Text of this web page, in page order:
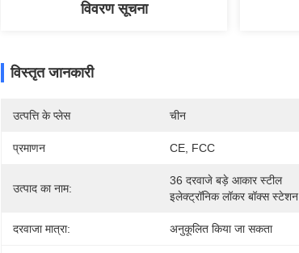
विवरण सूचना
विस्तृत जानकारी
उत्पत्ति के प्लेस चीन
प्रमाणन CE, FCC
उत्पाद का नाम:
36 दरवाजे बड़े आकार स्टील
इलेक्ट्रॉनिक लॉकर बॉक्स स्टेशन
दरवाजा मात्रा: अनुकूलित किया जा सकता